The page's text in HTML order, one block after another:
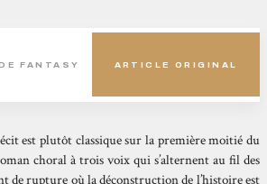
FANTASY ARTICLE ORIGINAL
est plutôt classique sur la première moitié du
choral à trois voix qui s’alternent au fil des
de rupture où la déconstruction de l’histoire est